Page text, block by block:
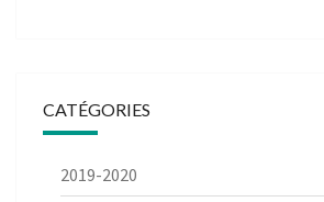
CATÉGORIES
2019-2020